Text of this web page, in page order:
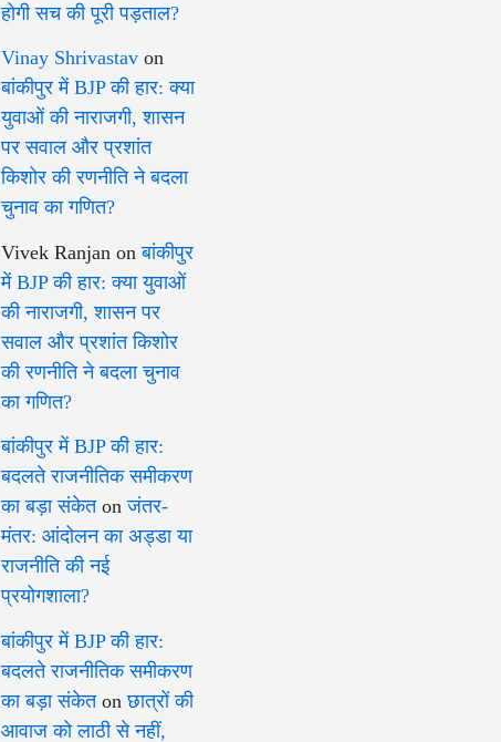
होगी सच की पूरी पड़ताल?
Vinay Shrivastav on
बांकीपुर में BJP की हार: क्या
युवाओं की नाराजगी, शासन
पर सवाल और प्रशांत
किशोर की रणनीति ने बदला
चुनाव का गणित?
Vivek Ranjan onबांकीपुर
में BJP की हार: क्या युवाओं
की नाराजगी, शासन पर
सवाल और प्रशांत किशोर
की रणनीति ने बदला चुनाव
का गणित?
बांकीपुर में BJP की हार:
बदलते राजनीतिक समीकरण
का बड़ा संकेतonजंतर-
मंतर: आंदोलन का अड्डा या
राजनीति की नई
प्रयोगशाला?
बांकीपुर में BJP की हार:
बदलते राजनीतिक समीकरण
का बड़ा संकेतonछात्रों की
आवाज को लाठी से नहीं,